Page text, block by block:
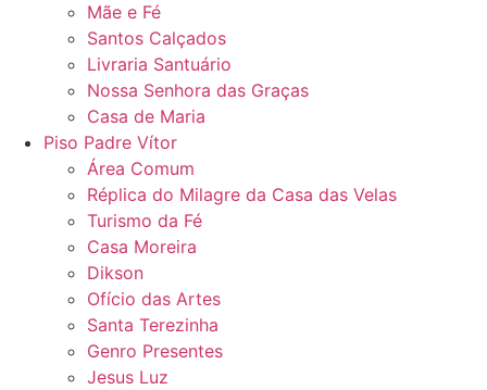
Mãe e Fé
Santos Calçados
Livraria Santuário
Nossa Senhora das Graças
Casa de Maria
Piso Padre Vítor
Área Comum
Réplica do Milagre da Casa das Velas
Turismo da Fé
Casa Moreira
Dikson
Ofício das Artes
Santa Terezinha
Genro Presentes
Jesus Luz